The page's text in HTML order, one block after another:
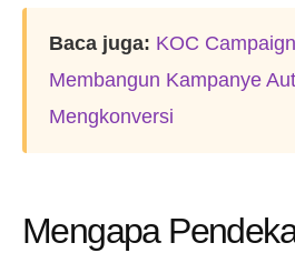
Baca juga: KOC
Membangun Kampanye
Mengkonversi
Mengapa